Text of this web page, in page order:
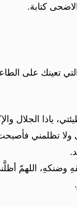
كتابة.
تعينك على
ياذا الجلال
ولا تظلمني
وضنكهِ،